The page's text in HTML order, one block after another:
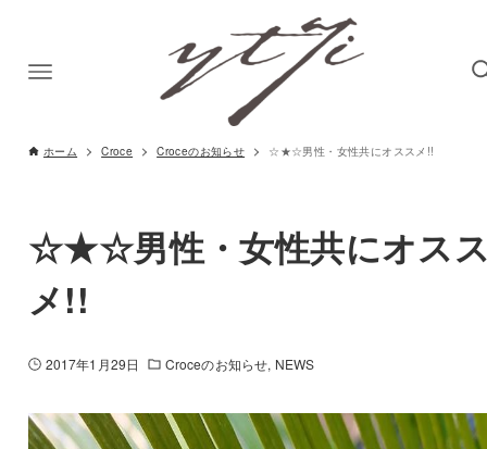
ホーム Croce Croceのお知らせ ☆★☆男性・女性共にオススメ!!
☆★☆男性・女性共にオス
メ!!
2017年1月29日 Croceのお知らせ NEWS